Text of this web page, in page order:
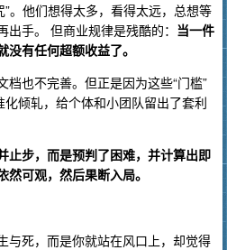
。他们想得太多，看得太远，总想等
手。 但商业规律是残酷的： 当一件
有任何超额收益了。
也不完善。但正是因为这些“门槛”
化倾轧，给个体和小团队留出了套利
止步，而是预判了困难，并计算出即
可观，然后果断入局。
与死，而是你就站在风口上，却觉得